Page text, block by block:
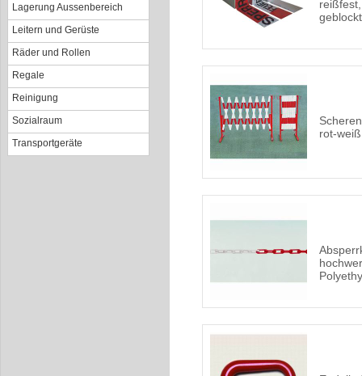
Lagerung Aussenbereich
Leitern und Gerüste
Räder und Rollen
Regale
Reinigung
Sozialraum
Transportgeräte
geblockt
rot-weiß